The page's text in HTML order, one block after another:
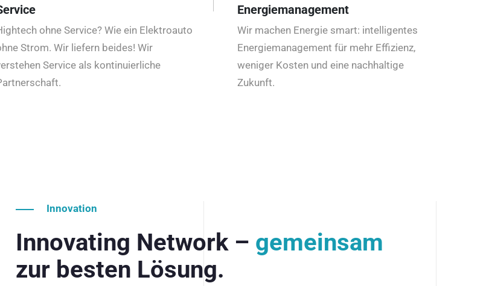
ohne Service? Wie ein Elektroauto
Strom. Wir liefern beides! Wir
Service als kontinuierliche
Energiemanagement
Wir machen Energie smart: intelligentes
Energiemanagement für mehr Effizienz,
weniger Kosten und eine nachhaltige
Zukunft.
Innovation
Innovating Network – gemeinsam
zur besten Lösung.